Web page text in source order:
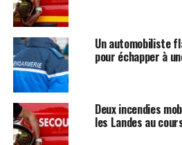
Un automobiliste
pour échapper à
Deux incendies
les Landes au